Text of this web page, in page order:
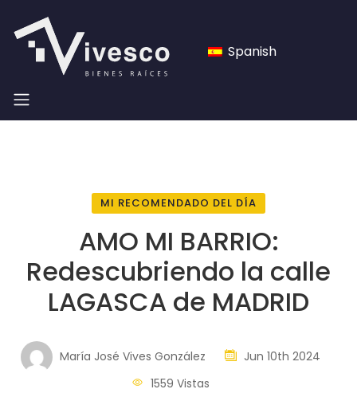
Spanish
MI RECOMENDADO DEL DÍA
AMO MI BARRIO:
Redescubriendo la calle
LAGASCA de MADRID
María José Vives González
Jun 10th 2024
1559 Vistas